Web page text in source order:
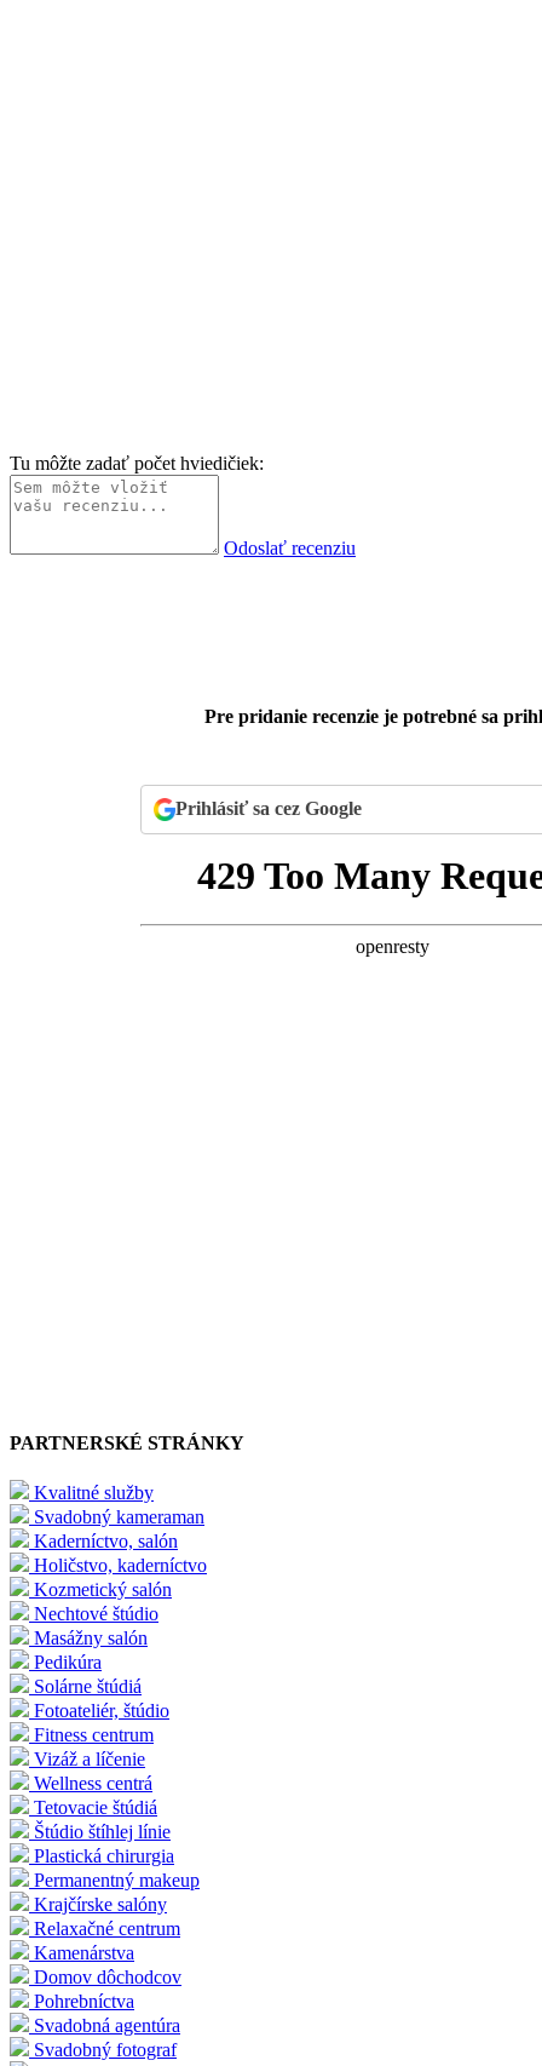
Tu môžte zadať počet hviedičiek:
Odoslať recenziu
Pre pridanie recenzie je potrebné sa
Prihlásiť sa cez Google
PARTNERSKÉ STRÁNKY
Kvalitné služby
Svadobný kameraman
Kaderníctvo, salón
Holičstvo, kaderníctvo
Kozmetický salón
Nechtové štúdio
Masážny salón
Pedikúra
Solárne štúdiá
Fotoateliér, štúdio
Fitness centrum
Vizáž a líčenie
Wellness centrá
Tetovacie štúdiá
Štúdio štíhlej línie
Plastická chirurgia
Permanentný makeup
Krajčírske salóny
Relaxačné centrum
Kamenárstva
Domov dôchodcov
Pohrebníctva
Svadobná agentúra
Svadobný fotograf